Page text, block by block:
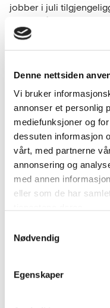
Denne nettsiden
Vi bruker
annonser et personlig
mediefunksjoner og
dessuten informasjon
vårt, med partnerne
annonsering og
med annen
eller som de har
Nødvendig
Egenskaper
jobber i juli
•Fristen for å gi
16:00.
Anskaffelsen
Fremtidens
for
Kommentarer
Legg igjen en